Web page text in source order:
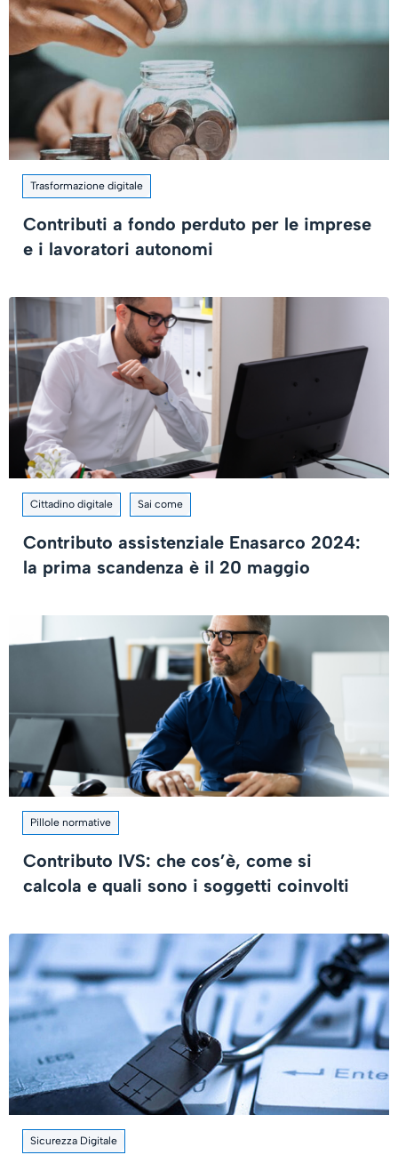
Trasformazione digitale
Contributi a fondo perduto per le imprese
e i lavoratori autonomi
Cittadino digitale Sai come
Contributo assistenziale Enasarco 2024:
la prima scandenza è il 20 maggio
Pillole normative
Contributo IVS: che cos’è, come si
calcola e quali sono i soggetti coinvolti
Sicurezza Digitale